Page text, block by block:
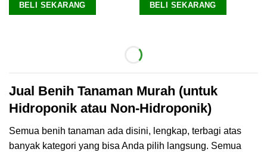
BELI SEKARANG BELI SEKARANG
Jual Benih Tanaman Murah (untuk
Hidroponik atau Non-Hidroponik)
Semua benih tanaman ada disini, lengkap, terbagi atas
banyak kategori yang bisa Anda pilih langsung. Semua